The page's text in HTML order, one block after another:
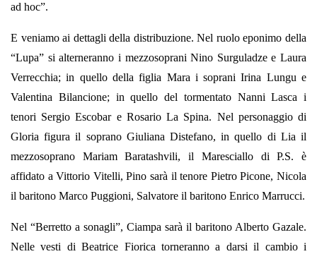
ad hoc”.
E veniamo ai dettagli della distribuzione. Nel ruolo eponimo della
“Lupa” si alterneranno i mezzosoprani Nino Surguladze e Laura
Verrecchia; in quello della figlia Mara i soprani Irina Lungu e
Valentina Bilancione; in quello del tormentato Nanni Lasca i
tenori Sergio Escobar e Rosario La Spina. Nel personaggio di
Gloria figura il soprano Giuliana Distefano, in quello di Lia il
mezzosoprano Mariam Baratashvili, il Maresciallo di P.S. è
affidato a Vittorio Vitelli, Pino sarà il tenore Pietro Picone, Nicola
il baritono Marco Puggioni, Salvatore il baritono Enrico Marrucci.
Nel “Berretto a sonagli”, Ciampa sarà il baritono Alberto Gazale.
Nelle vesti di Beatrice Fiorica torneranno a darsi il cambio i